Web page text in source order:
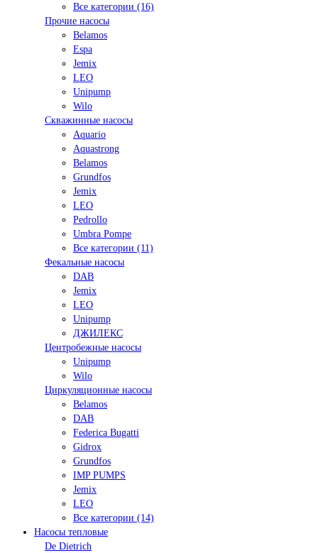
Все категории (16)
Прочие насосы
Belamos
Espa
Jemix
LEO
Unipump
Wilo
Скважинные насосы
Aquario
Aquastrong
Belamos
Grundfos
Jemix
LEO
Pedrollo
Umbra Pompe
Все категории (11)
Фекальные насосы
DAB
Jemix
LEO
Unipump
ДЖИЛЕКС
Центробежные насосы
Unipump
Wilo
Циркуляционные насосы
Belamos
DAB
Federica Bugatti
Gidrox
Grundfos
IMP PUMPS
Jemix
LEO
Все категории (14)
Насосы тепловые
De Dietrich